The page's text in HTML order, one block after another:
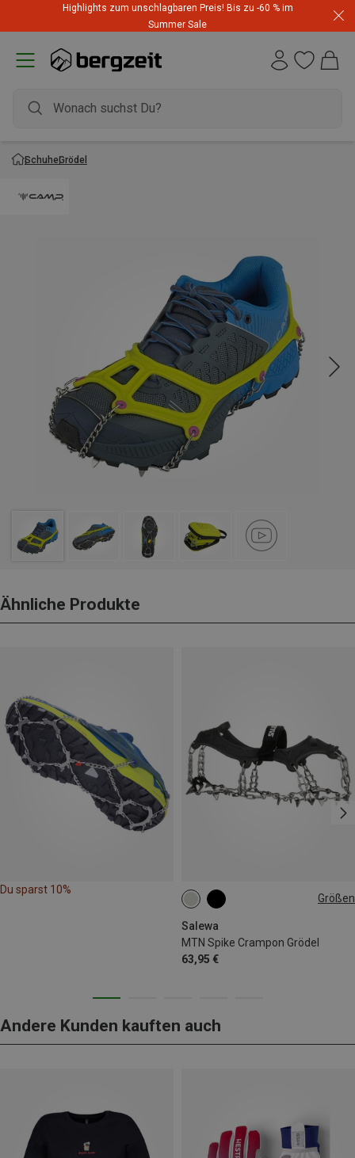
Highlights zum unschlagbaren Preis! Bis zu -60 % im
Summer Sale
SchuheGrödel
Ähnliche Produkte
Du sparst 10%
Größen
Salewa
MTN Spike Crampon Grödel
63,95 €
36|37|38|39
42|43|44
Andere Kunden kauften auch